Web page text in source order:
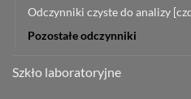
Odczynniki czyste do analizy
Pozostałe odczynniki
Szkło laboratoryjne